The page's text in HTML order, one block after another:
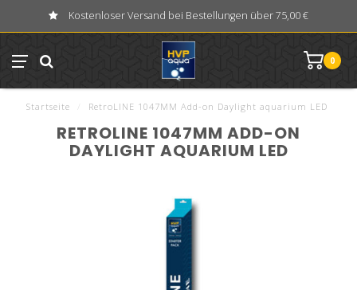
Kostenloser Versand bei Bestellungen über 75,00 €
0
Startseite RetroLINE 1047MM Add-on Daylight aquarium LED
RETROLINE 1047MM ADD-ON
DAYLIGHT AQUARIUM LED